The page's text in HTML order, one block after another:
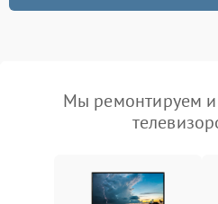
Мы ремонтируем